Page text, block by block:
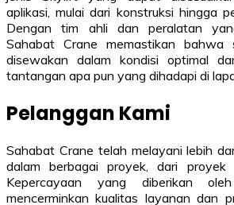
aplikasi, mulai dari konstruksi hingga
Dengan tim ahli dan peralatan
Sahabat Crane memastikan
disewakan dalam kondisi optimal
tantangan apa pun yang dihadapi di
Pelanggan Kami
Sahabat Crane telah melayani lebih
dalam berbagai proyek, dari proyek
Kepercayaan yang diberikan
mencerminkan kualitas layanan dan